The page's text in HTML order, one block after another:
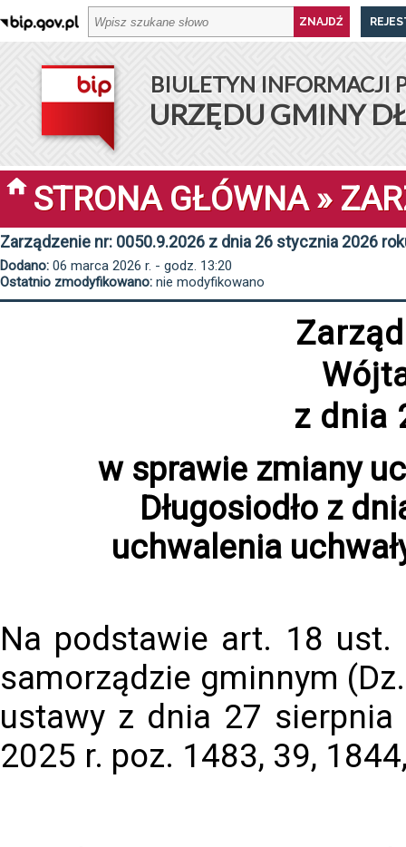
BIULETYN INFORMACJI
URZĘDU GMINY
STRONA GŁÓWNA»
Zarządzenie nr: 0050.9.2026 z dnia 26 stycznia 2026
Dodano: 06 marca 2026 r. - godz. 13:20
Ostatnio zmodyfikowano: nie modyfikowano
z dnia
w sprawie zmiany
Długosiodło z
uchwalenia
Na podstawie art. 18
samorządzie gminnym
ustawy z dnia 27
2025 r. poz. 1483, 39,